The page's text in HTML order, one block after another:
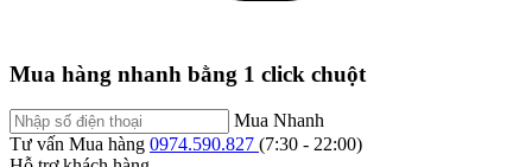
Mua hàng nhanh bằng 1 click chuột
Mua Nhanh
Tư vấn Mua hàng 0974.590.827 (7:30 - 22:00)